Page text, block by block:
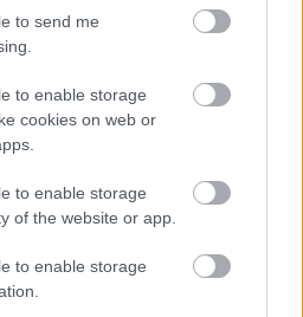
to send me
to enable storage
cookies on web or
to enable storage
of the website or app.
to enable storage
sopron,
lumineers kosten,
wien, zahnarzt in
stoppen